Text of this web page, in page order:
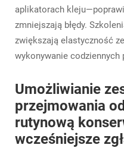
aplikatorach
zmniejszają błędy.
zwiększają elastyczność
wykonywanie codziennych
Umożliwianie
przejmowania
rutynową
wcześniejsze